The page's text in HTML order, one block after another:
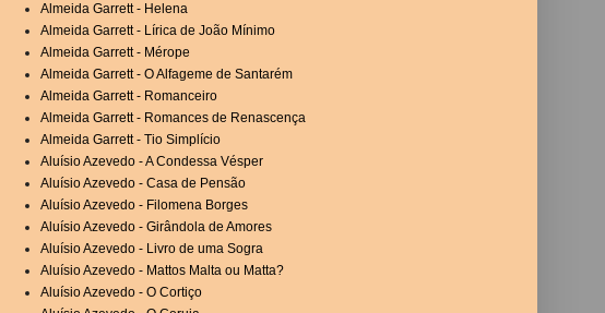
Almeida Garrett - Helena
Almeida Garrett - Lírica de João Mínimo
Almeida Garrett - Mérope
Almeida Garrett - O Alfageme de Santarém
Almeida Garrett - Romanceiro
Almeida Garrett - Romances de Renascença
Almeida Garrett - Tio Simplício
Aluísio Azevedo - A Condessa Vésper
Aluísio Azevedo - Casa de Pensão
Aluísio Azevedo - Filomena Borges
Aluísio Azevedo - Girândola de Amores
Aluísio Azevedo - Livro de uma Sogra
Aluísio Azevedo - Mattos Malta ou Matta?
Aluísio Azevedo - O Cortiço